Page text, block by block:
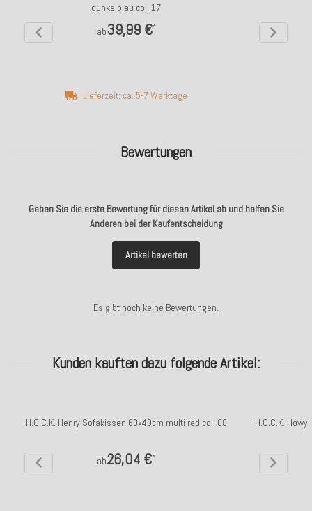
Bewertungen
Geben Sie die erste Bewertung für diesen Artikel ab und helfen Sie
Anderen bei der Kaufentscheidung
Artikel bewerten
Es gibt noch keine Bewertungen.
dunkelblau col. 17
ab39,99 €*
Lieferzeit: ca. 5-7 Werktage
Kunden kauften dazu folgende Artikel:
H.O.C.K. Henry Sofakissen 60x40cm multi red col. 00
ab26,04 €*
H.O.C.K.